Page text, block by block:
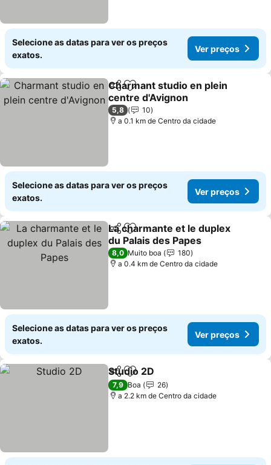
Selecione as datas para ver os preços
exatos.
Ver preços
PartilharAdicionar aos favoritos
Charmant studio en plein
centre d'Avignon
Ver preços
5,8
10
a 0.1 km de Centro da cidade
Selecione as datas para ver os preços
exatos.
Ver preços
PartilharAdicionar aos favoritos
La charmante et le duplex
du Palais des Papes
Ver preços
8,0 Muito boa
180
a 0.4 km de Centro da cidade
Selecione as datas para ver os preços
exatos.
Ver preços
PartilharAdicionar aos favoritos
Studio 2D
7,9 Boa
26
a 2.2 km de Centro da cidade